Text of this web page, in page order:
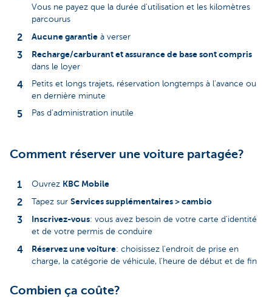
Vous ne payez que la durée d'utilisation et les kilomètres
parcourus
Aucune garantie à verser
Recharge/carburant et assurance de base sont compris
dans le loyer
Petits et longs trajets, réservation longtemps à l'avance ou
en dernière minute
Pas d'administration inutile
Comment réserver une voiture partagée?
Ouvrez KBC Mobile
Tapez sur Services supplémentaires > cambio
Inscrivez-vous: vous avez besoin de votre carte d'identité
et de votre permis de conduire
Réservez une voiture: choisissez l'endroit de prise en
charge, la catégorie de véhicule, l'heure de début et de fin
Combien ça coûte?